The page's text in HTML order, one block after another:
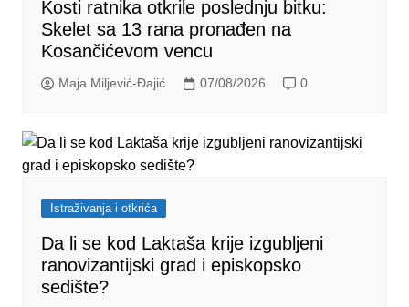
Kosti ratnika otkrile poslednju bitku:
Skelet sa 13 rana pronađen na
Kosančićevom vencu
Maja Miljević-Đajić 07/08/2026 0
Istraživanja i otkrića
Da li se kod Laktaša krije izgubljeni
ranovizantijski grad i episkopsko
sedište?